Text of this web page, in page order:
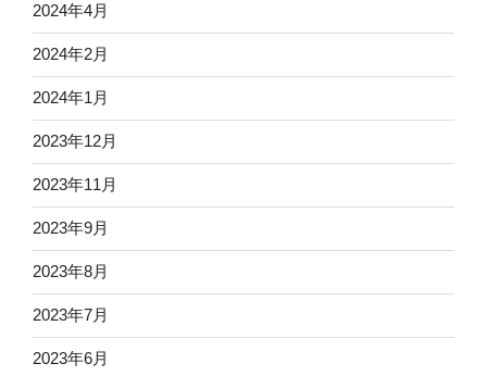
2024年4月
2024年2月
2024年1月
2023年12月
2023年11月
2023年9月
2023年8月
2023年7月
2023年6月